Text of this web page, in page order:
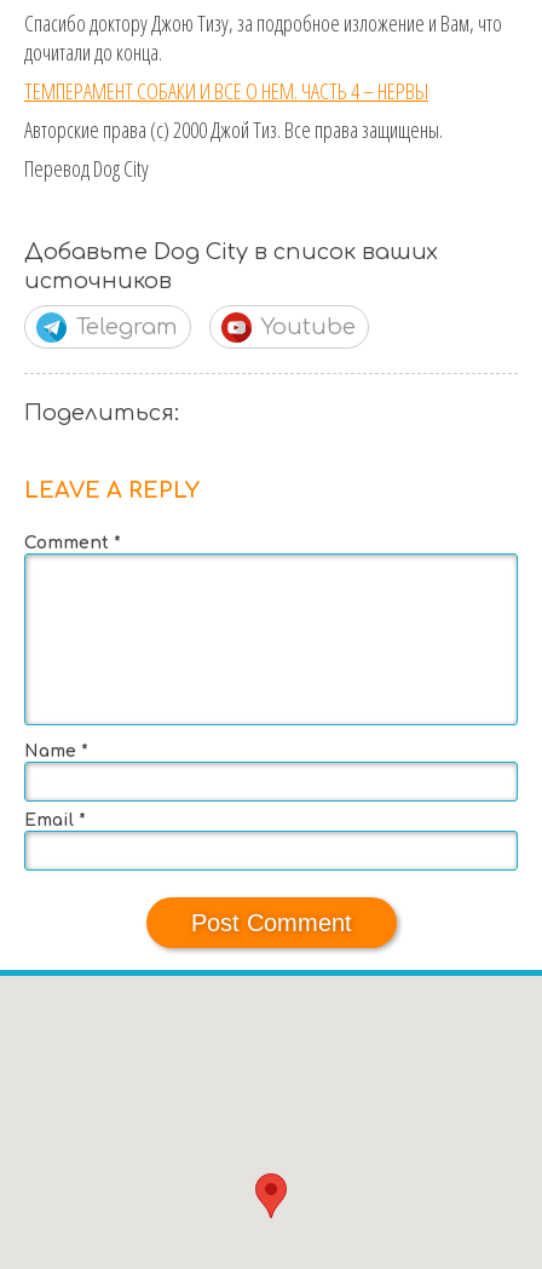
Спасибо доктору Джою Тизу, за подробное изложение и Вам, что
дочитали до конца.
ТЕМПЕРАМЕНТ СОБАКИ И ВСЕ О НЕМ. ЧАСТЬ 4 – НЕРВЫ
Авторские права (c) 2000 Джой Тиз. Все права защищены.
Перевод Dog City
Добавьте Dog City в список ваших
источников
Telegram
Youtube
Поделиться:
LEAVE A REPLY
Comment *
Name *
Email *